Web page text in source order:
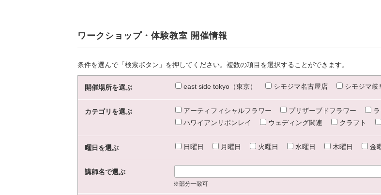
ワークショップ・体験教室 開催情報
条件を選んで「検索ボタン」を押してください。複数の項目を選択することができます。
開催場所を選ぶ east side tokyo（東京） シモジマ名古屋店 シモジマ岐
カテゴリを選ぶ アーティフィシャルフラワー プリザーブドフラワー
ハワイアンリボンレイ
ウェディング関連 クラフト
曜日を選ぶ 日曜日 月曜日 火曜日 水曜日 木曜日 金
講師名で選ぶ
※部分一致可